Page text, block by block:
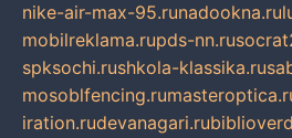
nike-air-max-95.runadookna.ru
mobilreklama.rupds-nn.ru
spksochi.rushkola-klassika.ru
mosoblfencing.ru
iration.rudevanagari.ru